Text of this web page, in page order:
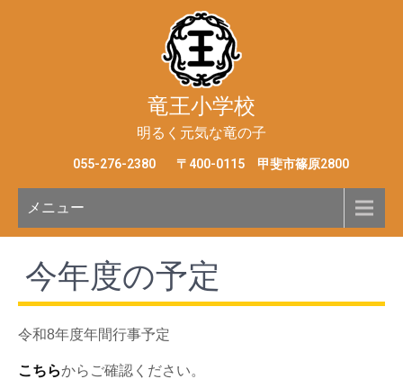
竜王小学校
明るく元気な竜の子
055-276-2380 〒400-0115 甲斐市篠原2800
メニュー
今年度の予定
令和8年度年間行事予定
こちらからご確認ください。